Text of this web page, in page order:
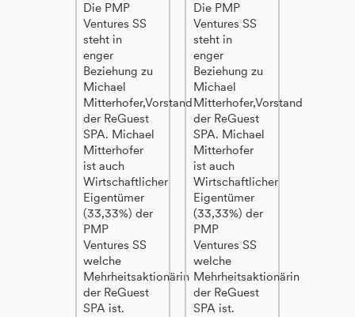
Die PMP
Ventures SS
steht in
enger
Beziehung zu
Michael
Mitterhofer,Vorstand
der ReGuest
SPA. Michael
Mitterhofer
ist auch
Wirtschaftlicher
Eigentümer
(33,33%) der
PMP
Ventures SS
welche
Mehrheitsaktionärin
der ReGuest
SPA ist.
Die PMP
Ventures SS
steht in
enger
Beziehung zu
Michael
Mitterhofer,Vorstand
der ReGuest
SPA. Michael
Mitterhofer
ist auch
Wirtschaftlicher
Eigentümer
(33,33%) der
PMP
Ventures SS
welche
Mehrheitsaktionärin
der ReGuest
SPA ist.